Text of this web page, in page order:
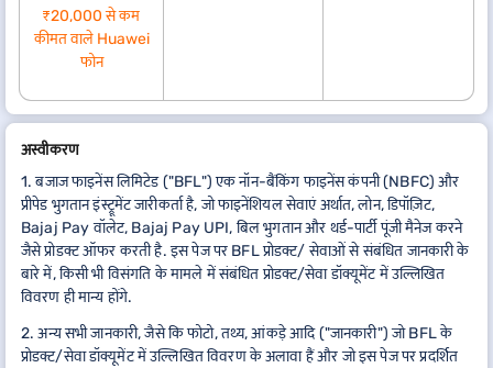
₹20,000 से कम
कीमत वाले Huawei
फोन
अस्वीकरण
1. बजाज फाइनेंस लिमिटेड ("BFL") एक नॉन-बैंकिंग फाइनेंस कंपनी (NBFC) और
प्रीपेड भुगतान इंस्ट्रूमेंट जारीकर्ता है, जो फाइनेंशियल सेवाएं अर्थात, लोन, डिपॉज़िट,
Bajaj Pay वॉलेट, Bajaj Pay UPI, बिल भुगतान और थर्ड-पार्टी पूंजी मैनेज करने
जैसे प्रोडक्ट ऑफर करती है. इस पेज पर BFL प्रोडक्ट/ सेवाओं से संबंधित जानकारी के
बारे में, किसी भी विसंगति के मामले में संबंधित प्रोडक्ट/सेवा डॉक्यूमेंट में उल्लिखित
विवरण ही मान्य होंगे.
2. अन्य सभी जानकारी, जैसे कि फोटो, तथ्य, आंकड़े आदि ("जानकारी") जो BFL के
प्रोडक्ट/सेवा डॉक्यूमेंट में उल्लिखित विवरण के अलावा हैं और जो इस पेज पर प्रदर्शित